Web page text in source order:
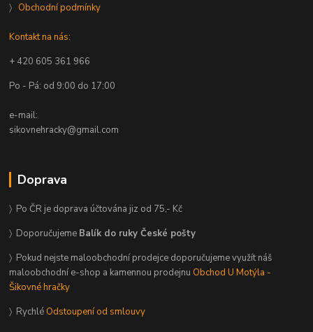
〉 Obchodní podmínky
Kontakt na nás:
+ 420 605 361 966
Po - Pá: od 9:00 do 17:00
e-mail:
sikovnehracky@gmail.com
Doprava
〉 Po ČR je doprava účtována jiz od 75,- Kč
〉 Doporučujeme Balík do ruky České pošty
〉 Pokud nejste maloobchodní prodejce doporučujeme využít náš
maloobchodní e-shop a kamennou prodejnu Obchod U Motýla -
Šikovné hračky
〉 Rychlé Odstoupení od smlouvy